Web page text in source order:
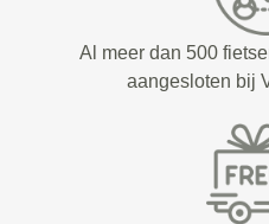
Al meer dan 500
aangesloten bij